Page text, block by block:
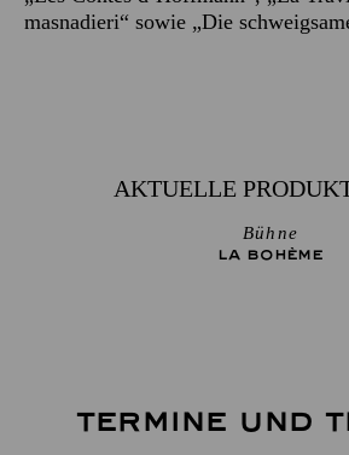
masnadieri“ sowie „Die
AKTUELLE
Bühne
LA BOHÈME
TERMINE UND